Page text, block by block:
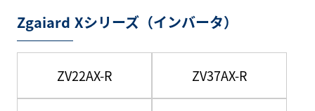
Zgaiard Xシリーズ（インバータ）
ZV22AX-R ZV37AX-R